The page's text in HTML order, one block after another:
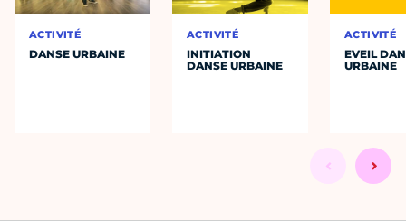
ACTIVITÉ
DANSE URBAINE
ACTIVITÉ
INITIATION
DANSE URBAINE
ACTIVITÉ
EVEIL
URBAINE